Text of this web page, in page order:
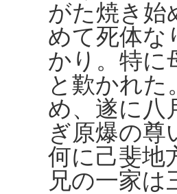
がた焼き始
めて死体な
かり。特に
と歎かれ
め、遂に八
ぎ原爆の尊
何に己斐地
兄の一家